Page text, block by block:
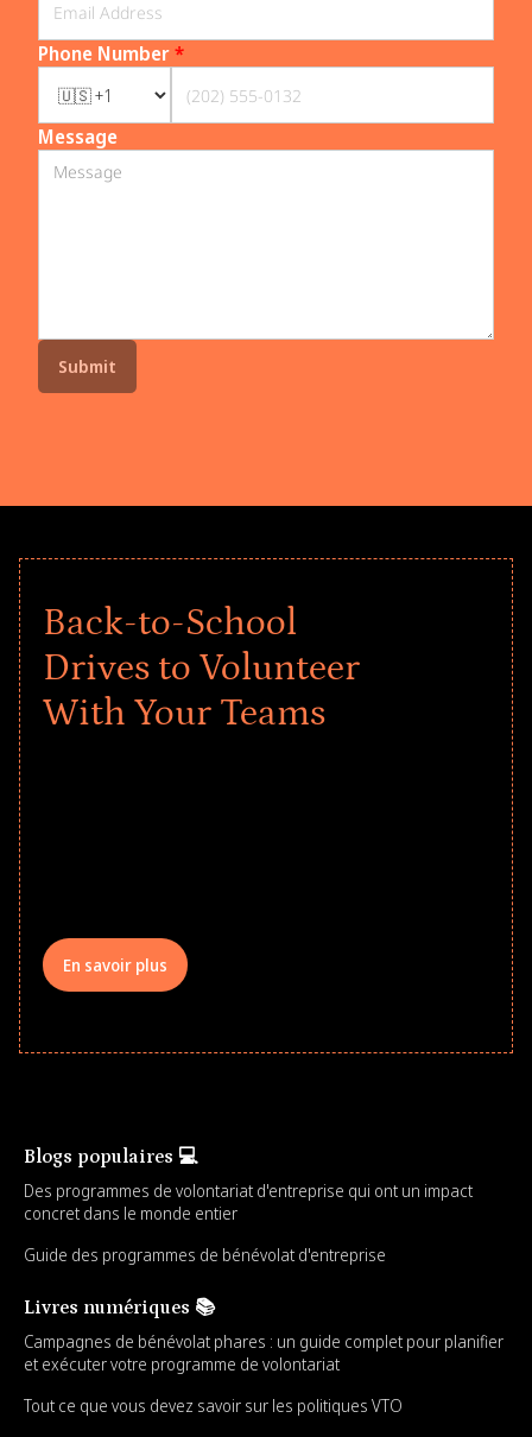
Phone Number*
Message
Back-to-School
Drives to Volunteer
With Your Teams
En savoir plus
Blogs populaires 💻
Des programmes de volontariat d'entreprise qui ont un impact
concret dans le monde entier
Guide des programmes de bénévolat d'entreprise
Livres numériques 📚
Campagnes de bénévolat phares : un guide complet pour planifier
et exécuter votre programme de volontariat
Tout ce que vous devez savoir sur les politiques VTO